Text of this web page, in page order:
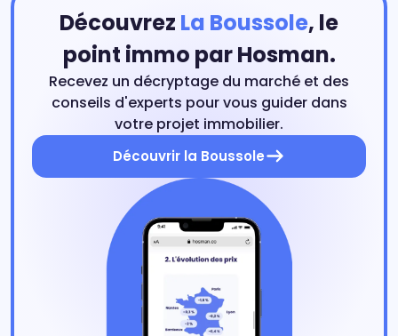
Découvrez La Boussole, le
point immo par Hosman.
Recevez un décryptage du marché et des
conseils d'experts pour vous guider dans
votre projet immobilier.
Découvrir la Boussole